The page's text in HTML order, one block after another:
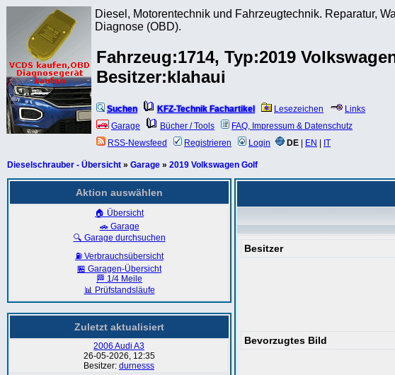
Diesel, Motorentechnik und Fahrzeugtechnik. Reparatur,
Diagnose (OBD).
Fahrzeug:1714, Typ:2019
Besitzer:klahaui
Suchen KFZ-Technik Fachartikel Lesezeichen
Links
Garage
Bücher / Tools
FAQ, Impressum & Datenschutz
RSS-Newsfeed
Registrieren Login DE EN IT
Dieselschrauber - Übersicht » Garage » 2019 Volkswagen Golf
Aktion auswählen
🏠 Übersicht
🚗 Garage
🔍 Garage durchsuchen
⛽ Verbrauchsübersicht
🏪 Garagen-Übersicht
🏁 1/4 Meile
📊 Prüfstandsläufe
Zuletzt aktualisiert
2006 Audi A3
26-05-2026, 12:35
Besitzer: durnesss
Besitzer
Bevorzugtes Bild